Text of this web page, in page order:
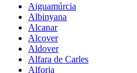
Aiguamúrcia
Albinyana
Alcanar
Alcover
Aldover
Alfara de Carles
Alforja